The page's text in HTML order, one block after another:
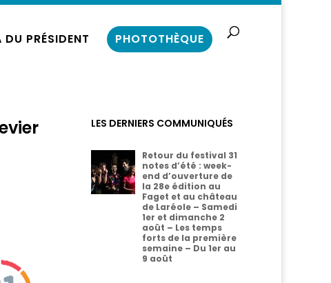
PRÉSIDENT PHOTOTHÈQUE
LES DERNIERS COMMUNIQUÉS
Retour du festival 31
notes d’été : week-
end d’ouverture de
la 28e édition au
Faget et au château
de Laréole – Samedi
1er et dimanche 2
août – Les temps
forts de la première
semaine – Du 1er au
9 août